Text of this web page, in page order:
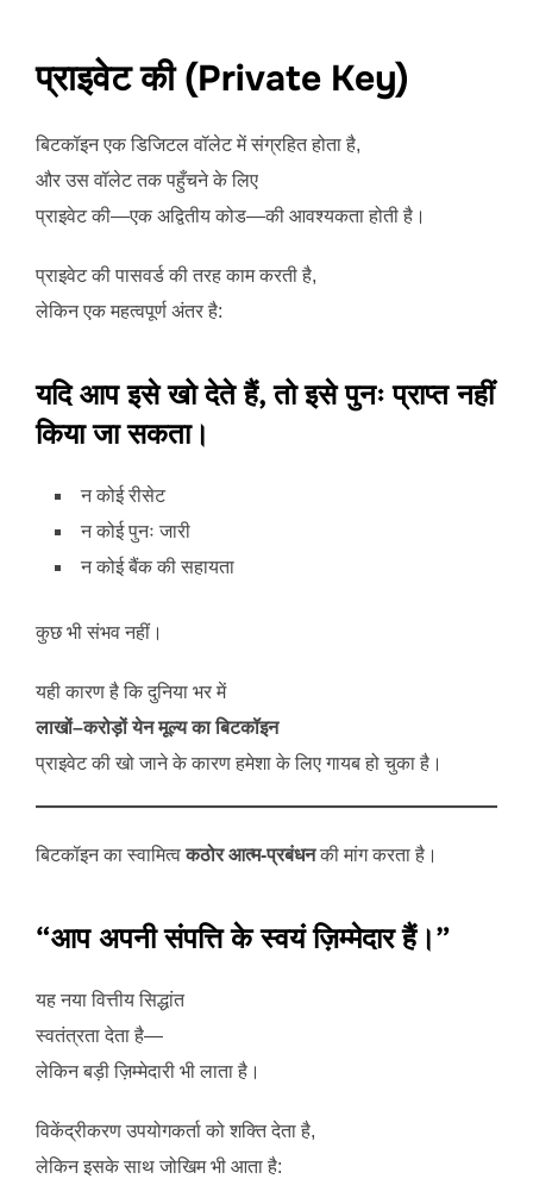
प्राइवेट की (Private Key)
बिटकॉइन एक डिजिटल वॉलेट में संग्रहित होता है,
और उस वॉलेट तक पहुँचने के लिए
प्राइवेट की—एक अद्वितीय कोड—की आवश्यकता होती है।
प्राइवेट की पासवर्ड की तरह काम करती है,
लेकिन एक महत्वपूर्ण अंतर है:
यदि आप इसे खो देते हैं, तो इसे पुनः प्राप्त नहीं
किया जा सकता।
न कोई रीसेट
न कोई पुनः जारी
न कोई बैंक की सहायता
कुछ भी संभव नहीं।
यही कारण है कि दुनिया भर में
लाखों–करोड़ों येन मूल्य का बिटकॉइन
प्राइवेट की खो जाने के कारण हमेशा के लिए गायब हो चुका है।
बिटकॉइन का स्वामित्वकठोर आत्म-प्रबंधनकी मांग करता है।
“आप अपनी संपत्ति के स्वयं ज़िम्मेदार हैं।”
यह नया वित्तीय सिद्धांत
स्वतंत्रता देता है—
लेकिन बड़ी ज़िम्मेदारी भी लाता है।
विकेंद्रीकरण उपयोगकर्ता को शक्ति देता है,
लेकिन इसके साथ जोखिम भी आता है: